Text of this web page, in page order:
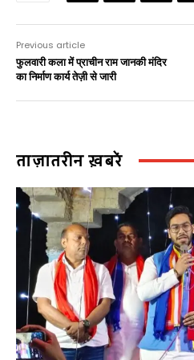
Previous article
फुलवारी कला में प्राचीन राम जानकी मंदिर
का निर्माण कार्य तेज़ी से जारी
ताज़ातरीन ख़बरें